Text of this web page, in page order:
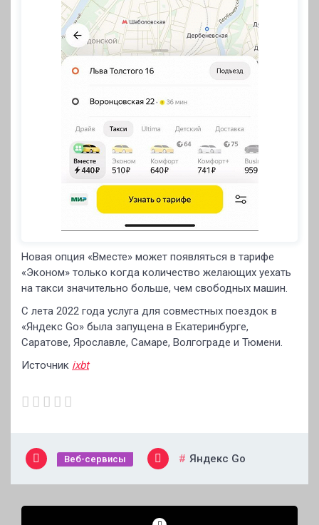
Новая опция «Вместе» может появляться в тарифе
«Эконом» только когда количество желающих уехать
на такси значительно больше, чем свободных машин.
С лета 2022 года услуга для совместных поездок в
«Яндекс Go» была запущена в Екатеринбурге,
Саратове, Ярославле, Самаре, Волгограде и Тюмени.
Источник ixbt
Веб-сервисы Яндекс Go
Навигация